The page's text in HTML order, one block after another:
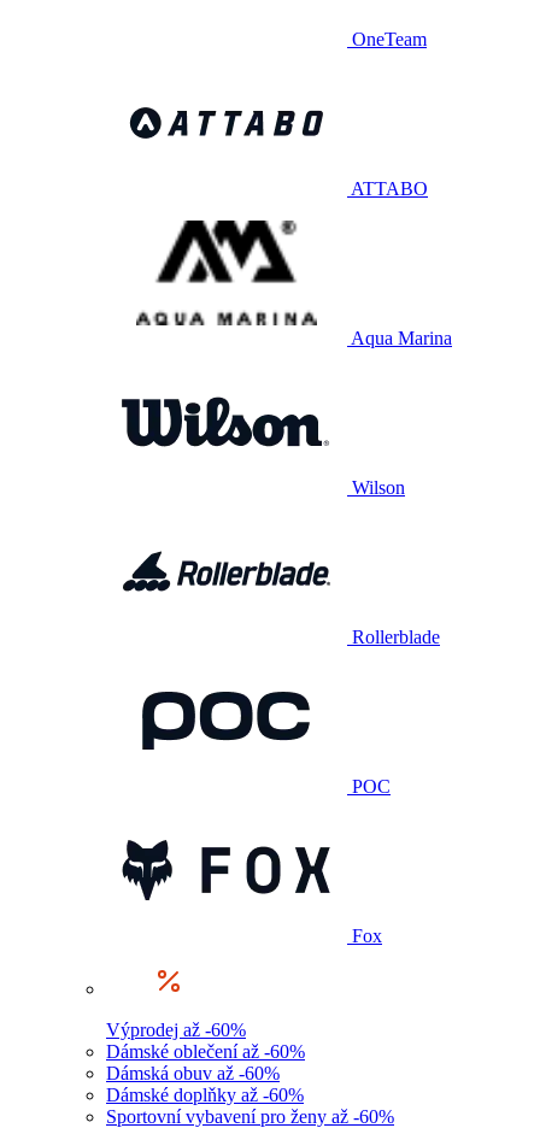
OneTeam
ATTABO
Aqua Marina
Wilson
Rollerblade
POC
Fox
Výprodej až -60%
Dámské oblečení až -60%
Dámská obuv až -60%
Dámské doplňky až -60%
Sportovní vybavení pro ženy až -60%